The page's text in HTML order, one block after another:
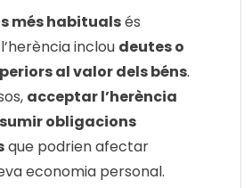
més habitualsés
inclou deutes o
al valor dels béns.
acceptar l’herència
obligacions
que podrien afectar
economia personal.